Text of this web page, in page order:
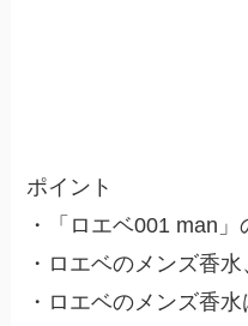
ポイント
・「ロエベ001 man
・ロエベのメンズ香
・ロエベのメンズ香